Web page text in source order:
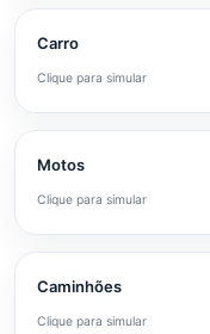
Carro
Clique para simular
Motos
Clique para simular
Caminhões
Clique para simular